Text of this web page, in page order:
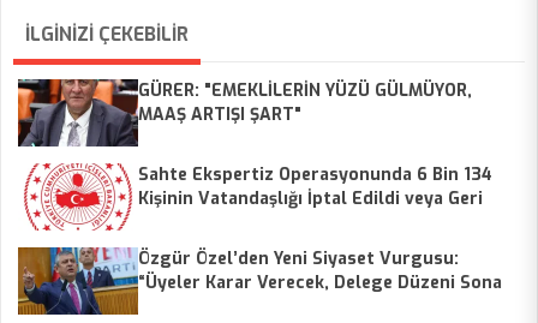
İLGİNİZİ ÇEKEBİLİR
GÜRER: "EMEKLİLERİN YÜZÜ GÜLMÜYOR,
MAAŞ ARTIŞI ŞART"
Sahte Ekspertiz Operasyonunda 6 Bin 134
Kişinin Vatandaşlığı İptal Edildi veya Geri
Özgür Özel’den Yeni Siyaset Vurgusu:
“Üyeler Karar Verecek, Delege Düzeni Sona